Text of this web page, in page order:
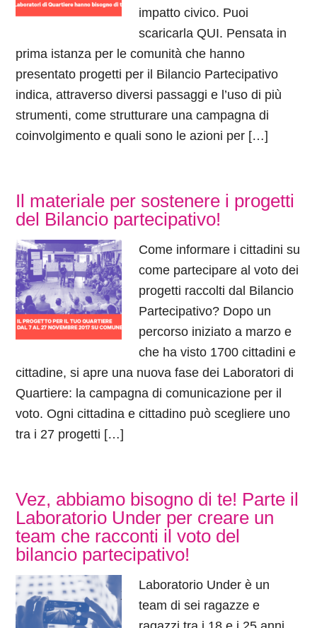
impatto civico. Puoi
scaricarla QUI. Pensata in
prima istanza per le comunità che hanno
presentato progetti per il Bilancio Partecipativo
indica, attraverso diversi passaggi e l’uso di più
strumenti, come strutturare una campagna di
coinvolgimento e quali sono le azioni per […]
Il materiale per sostenere i progetti
del Bilancio partecipativo!
Come informare i cittadini su
come partecipare al voto dei
progetti raccolti dal Bilancio
Partecipativo? Dopo un
percorso iniziato a marzo e
che ha visto 1700 cittadini e
cittadine, si apre una nuova fase dei Laboratori di
Quartiere: la campagna di comunicazione per il
voto. Ogni cittadina e cittadino può scegliere uno
tra i 27 progetti […]
Vez, abbiamo bisogno di te! Parte il
Laboratorio Under per creare un
team che racconti il voto del
bilancio partecipativo!
Laboratorio Under è un
team di sei ragazze e